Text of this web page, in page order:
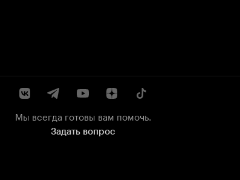
Мы всегда готовы вам помочь.
Задать вопрос